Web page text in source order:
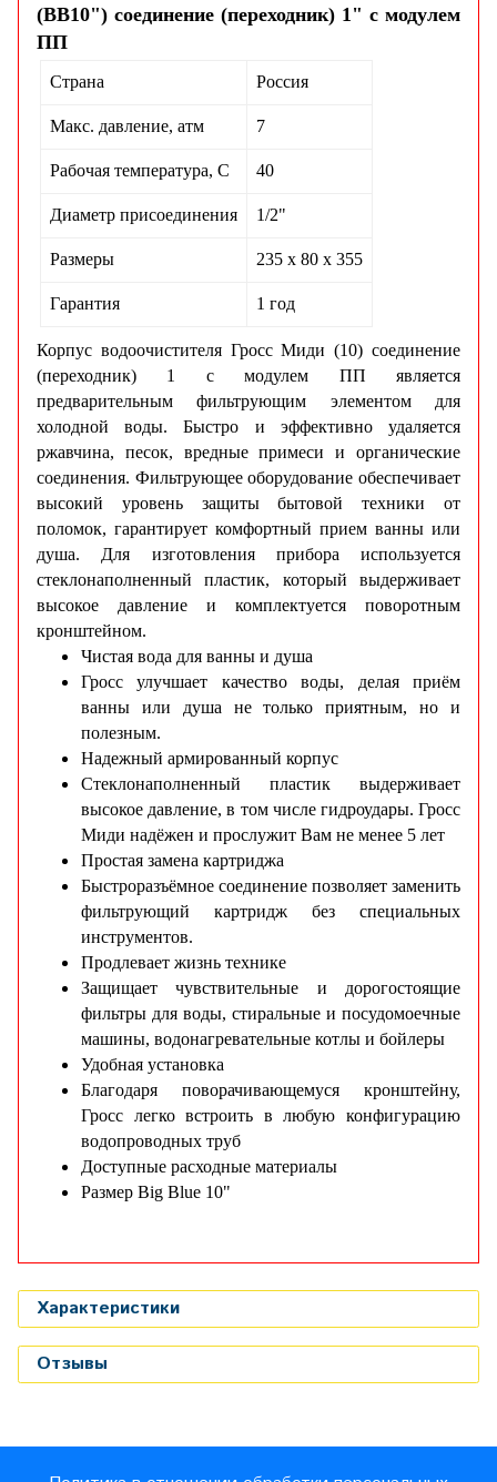
(ВВ10") соединение (переходник) 1" с модулем
ПП
Страна Россия
Макс. давление, атм 7
Рабочая температура, С 40
Диаметр присоединения 1/2"
Размеры 235 х 80 х 355
Гарантия 1 год
Корпус водоочистителя Гросс Миди (10) соединение
(переходник) 1 с модулем ПП является
предварительным фильтрующим элементом для
холодной воды. Быстро и эффективно удаляется
ржавчина, песок, вредные примеси и органические
соединения. Фильтрующее оборудование обеспечивает
высокий уровень защиты бытовой техники от
поломок, гарантирует комфортный прием ванны или
душа. Для изготовления прибора используется
стеклонаполненный пластик, который выдерживает
высокое давление и комплектуется поворотным
кронштейном.
Чистая вода для ванны и душа
Гросс улучшает качество воды, делая приём
ванны или душа не только приятным, но и
полезным.
Надежный армированный корпус
Стеклонаполненный пластик выдерживает
высокое давление, в том числе гидроудары. Гросс
Миди надёжен и прослужит Вам не менее 5 лет
Простая замена картриджа
Быстроразъёмное соединение позволяет заменить
фильтрующий картридж без специальных
инструментов.
Продлевает жизнь технике
Защищает чувствительные и дорогостоящие
фильтры для воды, стиральные и посудомоечные
машины, водонагревательные котлы и бойлеры
Удобная установка
Благодаря поворачивающемуся кронштейну,
Гросс легко встроить в любую конфигурацию
водопроводных труб
Доступные расходные материалы
Размер Big Blue 10"
Характеристики
Отзывы